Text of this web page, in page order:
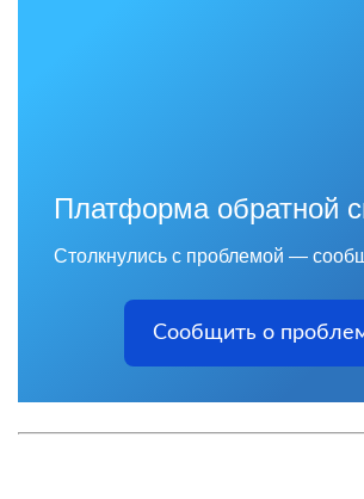
Платформа обратной
Столкнулись с проблемой —
Сообщить о